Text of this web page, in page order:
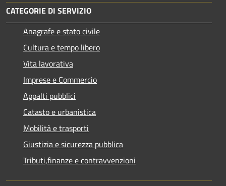
CATEGORIE DI SERVIZIO
Anagrafe e stato civile
Cultura e tempo libero
Vita lavorativa
Imprese e Commercio
Appalti pubblici
Catasto e urbanistica
Mobilità e trasporti
Giustizia e sicurezza pubblica
Tributi,finanze e contravvenzioni